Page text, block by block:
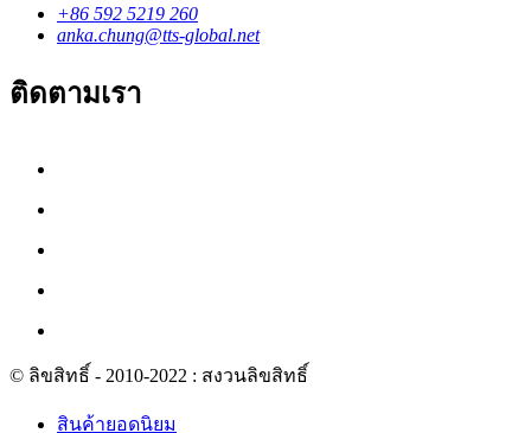
+86 592 5219 260
anka.chung@tts-global.net
ติดตามเรา
© ลิขสิทธิ์ - 2010-2022 : สงวนลิขสิทธิ์
สินค้ายอดนิยม